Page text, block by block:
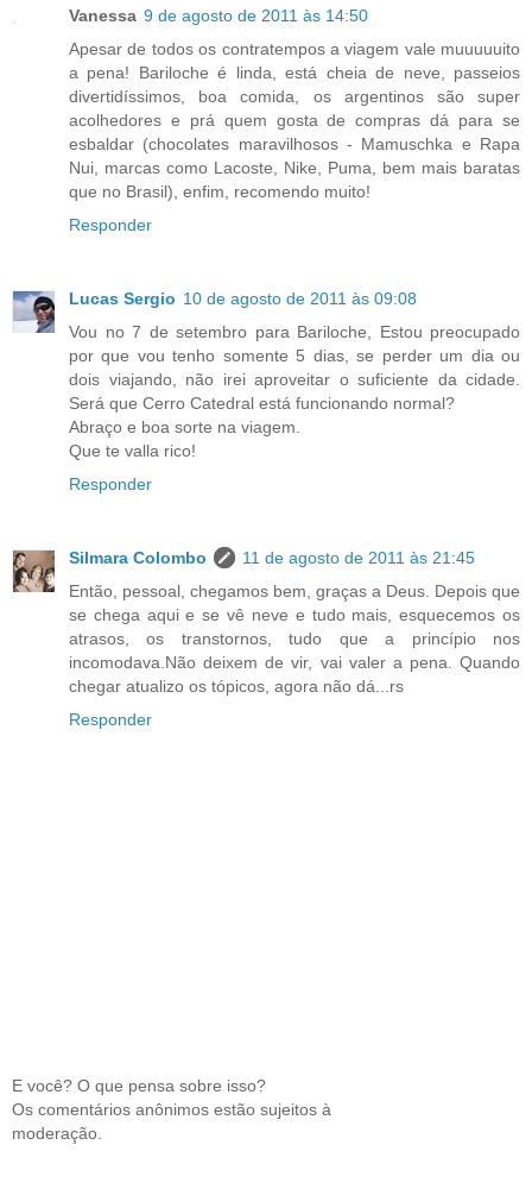
Vanessa 9 de agosto de 2011 às 14:50
Apesar de todos os contratempos a viagem vale muuuuuito
a pena! Bariloche é linda, está cheia de neve, passeios
divertidíssimos, boa comida, os argentinos são super
acolhedores e prá quem gosta de compras dá para se
esbaldar (chocolates maravilhosos - Mamuschka e Rapa
Nui, marcas como Lacoste, Nike, Puma, bem mais baratas
que no Brasil), enfim, recomendo muito!
Responder
Lucas Sergio 10 de agosto de 2011 às 09:08
Vou no 7 de setembro para Bariloche, Estou preocupado
por que vou tenho somente 5 dias, se perder um dia ou
dois viajando, não irei aproveitar o suficiente da cidade.
Será que Cerro Catedral está funcionando normal?
Abraço e boa sorte na viagem.
Que te valla rico!
Responder
Silmara Colombo
11 de agosto de 2011 às 21:45
Então, pessoal, chegamos bem, graças a Deus. Depois que
se chega aqui e se vê neve e tudo mais, esquecemos os
atrasos, os transtornos, tudo que a princípio nos
incomodava.Não deixem de vir, vai valer a pena. Quando
chegar atualizo os tópicos, agora não dá...rs
Responder
E você? O que pensa sobre isso?
Os comentários anônimos estão sujeitos à
moderação.